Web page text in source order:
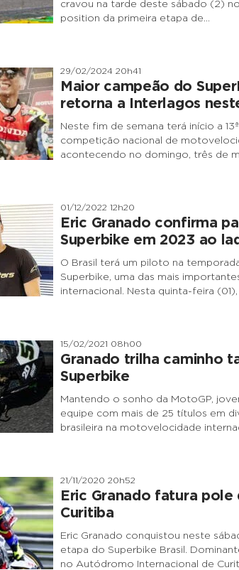
cravou na tarde deste sábado (2)
position da primeira etapa de…
29/02/2024 20h41
Maior campeão do
retorna a Interlagos
Neste fim de semana terá início a
competição nacional de
acontecendo no domingo, três de
01/12/2022 12h20
Eric Granado confirma
Superbike em 2023 ao
O Brasil terá um piloto na
Superbike, uma das mais
internacional. Nesta quinta-feira
15/02/2021 08h00
Granado trilha caminho
Superbike
Mantendo o sonho da MotoGP,
equipe com mais de 25 títulos em
brasileira na motovelocidade
21/11/2020 20h52
Eric Granado fatura pole
Curitiba
Eric Granado conquistou neste
etapa do Superbike Brasil.
no Autódromo Internacional de